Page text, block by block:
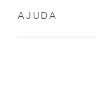
AJUDA